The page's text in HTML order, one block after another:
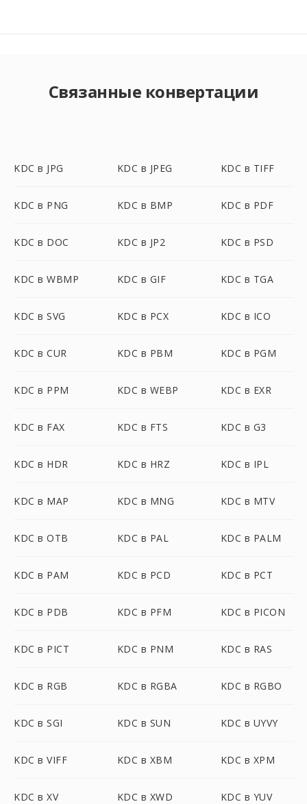
Связанные конвертации
KDC в JPG KDC в JPEG KDC в TIFF
KDC в PNG KDC в BMP KDC в PDF
KDC в DOC KDC в JP2 KDC в PSD
KDC в WBMP KDC в GIF KDC в TGA
KDC в SVG KDC в PCX KDC в ICO
KDC в CUR KDC в PBM KDC в PGM
KDC в PPM KDC в WEBP KDC в EXR
KDC в FAX KDC в FTS KDC в G3
KDC в HDR KDC в HRZ KDC в IPL
KDC в MAP KDC в MNG KDC в MTV
KDC в OTB KDC в PAL KDC в PALM
KDC в PAM KDC в PCD KDC в PCT
KDC в PDB KDC в PFM KDC в PICON
KDC в PICT KDC в PNM KDC в RAS
KDC в RGB KDC в RGBA KDC в RGBO
KDC в SGI KDC в SUN KDC в UYVY
KDC в VIFF KDC в XBM KDC в XPM
KDC в XV KDC в XWD KDC в YUV